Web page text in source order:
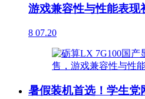
游戏兼容性与性能表现
8 07.20
暑假装机首选！学生党